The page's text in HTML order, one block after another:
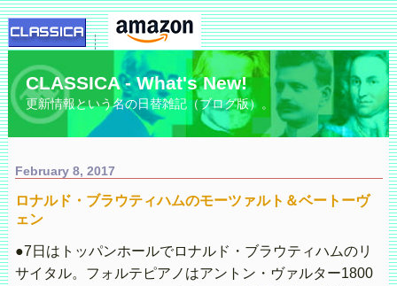
CLASSICA - What's New!
更新情報という名の日替雑記（ブログ版）。
February 8, 2017
ロナルド・ブラウティハムのモーツァルト＆ベートーヴ
ェン
●7日はトッパンホールでロナルド・ブラウティハムのリ
サイタル。フォルテピアノはアントン・ヴァルター1800